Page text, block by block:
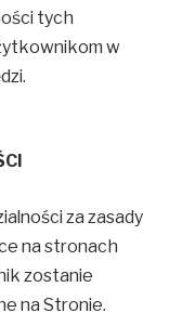
tych
w
za zasady
na stronach
zostanie
na Stronie.